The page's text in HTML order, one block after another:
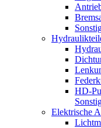
HD-
Elektrische